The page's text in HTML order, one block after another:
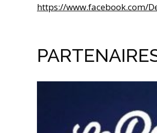
https://www.facebook.com/